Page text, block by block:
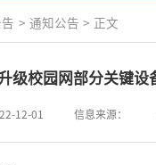
> 通知公告 > 正文
级校园网部分关键设
12-01 信息来源：